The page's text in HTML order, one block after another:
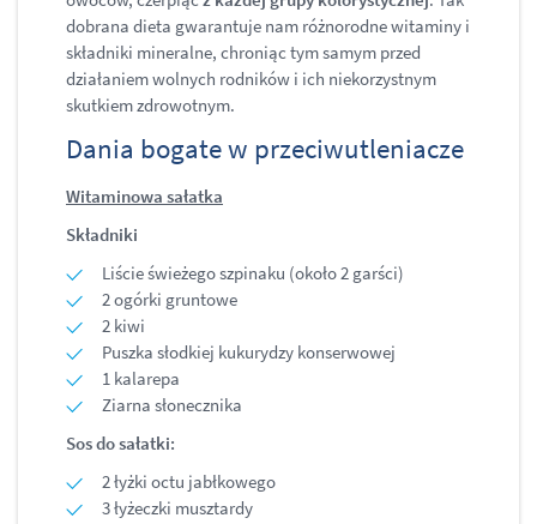
dobrana dieta gwarantuje nam różnorodne witaminy i
składniki mineralne, chroniąc tym samym przed
działaniem wolnych rodników i ich niekorzystnym
skutkiem zdrowotnym.
Dania bogate w przeciwutleniacze
Witaminowa sałatka
Składniki
Liście świeżego szpinaku (około 2 garści)
2 ogórki gruntowe
2 kiwi
Puszka słodkiej kukurydzy konserwowej
1 kalarepa
Ziarna słonecznika
Sos do sałatki:
2 łyżki octu jabłkowego
3 łyżeczki musztardy